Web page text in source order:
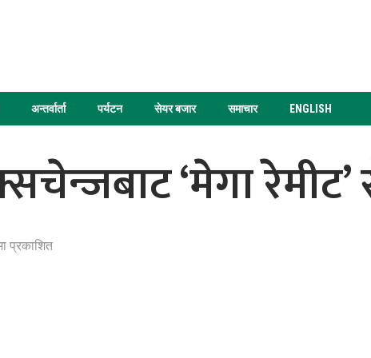
अन्तर्वार्ता पर्यटन सेयर बजार समाचार ENGLISH
‘मेगा रेमीट’
प्रकाशित